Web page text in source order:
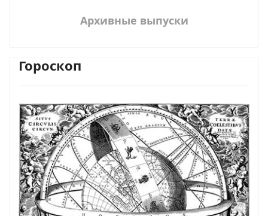
Архивные выпуски
Гороскоп